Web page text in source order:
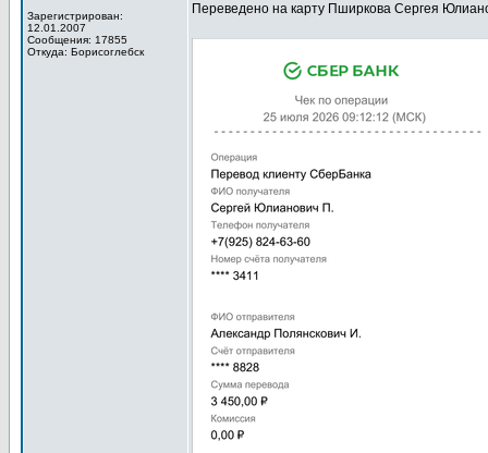
Зарегистрирован:
12.01.2007
Сообщения: 17855
Откуда: Борисоглебск
Переведено на карту Пширкова Сергея